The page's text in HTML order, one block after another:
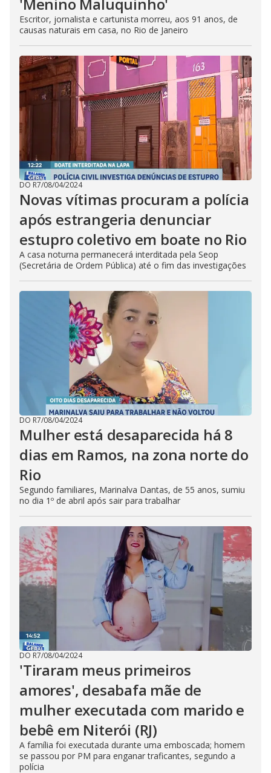
Escritor, jornalista e cartunista morreu, aos 91 anos, de
causas naturais em casa, no Rio de Janeiro
DO R7/08/04/2024
Novas vítimas procuram a polícia
após estrangeria denunciar
estupro coletivo em boate no Rio
A casa noturna permanecerá interditada pela Seop
(Secretária de Ordem Pública) até o fim das investigações
DO R7/08/04/2024
Mulher está desaparecida há 8
dias em Ramos, na zona norte do
Rio
Segundo familiares, Marinalva Dantas, de 55 anos, sumiu
no dia 1º de abril após sair para trabalhar
DO R7/08/04/2024
'Tiraram meus primeiros
amores', desabafa mãe de
mulher executada com marido e
bebê em Niterói (RJ)
A família foi executada durante uma emboscada; homem
se passou por PM para enganar traficantes, segundo a
polícia